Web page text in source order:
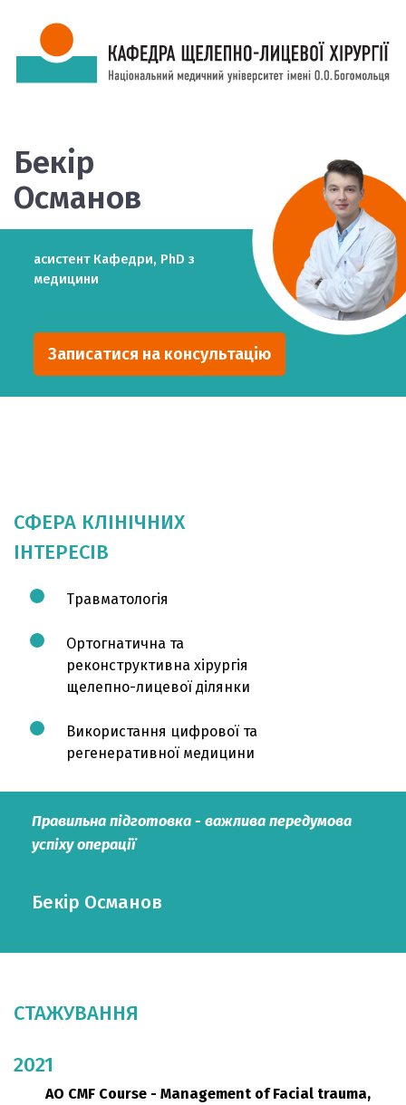
Бекір
Османов
асистент Кафедри, PhD з
медицини
Записатися на консультацію
СФЕРА КЛІНІЧНИХ
ІНТЕРЕСІВ
Травматологія
Ортогнатична та
реконструктивна хірургія
щелепно-лицевої ділянки
Використання цифрової та
регенеративної медицини
Правильна підготовка - важлива передумова
успіху операції
Бекір Османов
СТАЖУВАННЯ
2021
AO CMF Course - Management of Facial trauma,